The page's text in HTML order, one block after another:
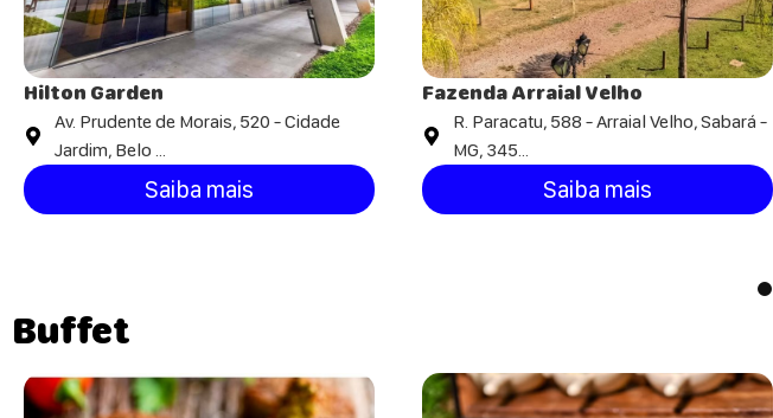
Hilton Garden
Av. Prudente de Morais, 520 - Cidade
Jardim, Belo ...
Saiba mais
Fazenda Arraial Velho
R. Paracatu, 588 - Arraial Velho, Sabará -
MG, 345...
Saiba mais
4
Buffet